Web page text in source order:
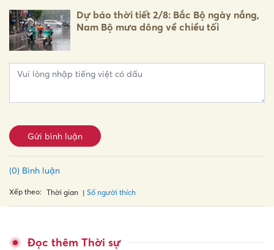
Dự báo thời tiết 2/8: Bắc Bộ ngày nắng,
Nam Bộ mưa dông về chiều tối
Gửi bình luận
(0) Bình luận
Xếp theo: Thời gian Số người thích
Đọc thêm Thời sự